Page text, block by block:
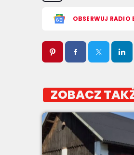
OBSERWUJ RADIO
ZOBACZ